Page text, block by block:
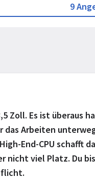
9
Zoll. Es ist überaus
Arbeiten
End-CPU schafft
viel Platz. Du